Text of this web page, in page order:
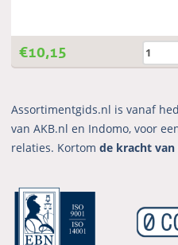
€10,15
Assortimentgids.nl is vanaf
van AKB.nl en Indomo, voor
relaties. Kortomde kracht van